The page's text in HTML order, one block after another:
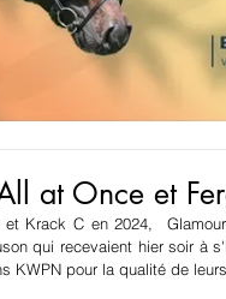
at Once et
Krack C en 2024,
qui recevaient hier soir à
KWPN pour la qualité de